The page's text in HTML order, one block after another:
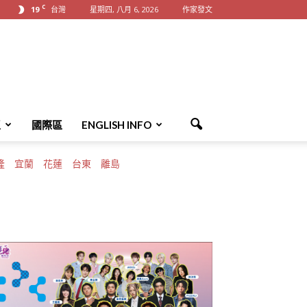
19 C 台灣 星期四, 八月 6, 2026 作家發文
國際區 ENGLISH INFO
宜蘭 花蓮 台東 離島